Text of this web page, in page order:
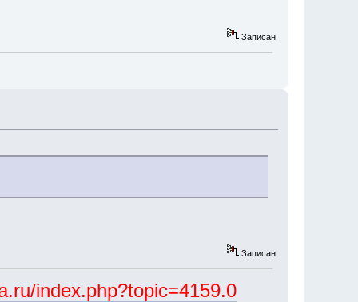
Записан
Записан
index.php?topic=4159.0